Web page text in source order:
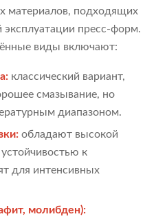
материалов, подходящих
эксплуатации пресс-форм.
виды включают:
классический вариант,
смазывание, но
диапазоном.
обладают высокой
к
для интенсивных
молибден):